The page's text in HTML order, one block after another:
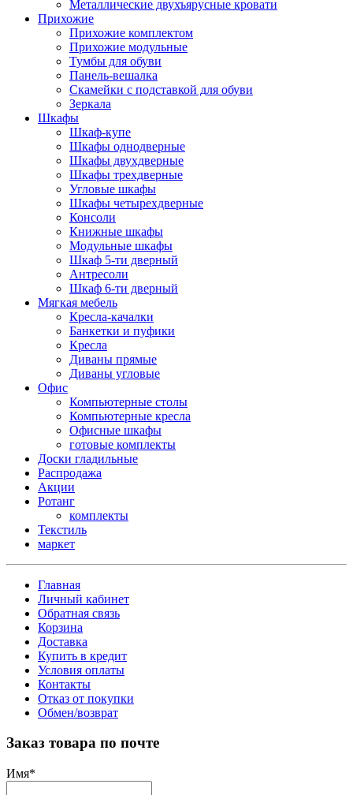
Металлические двухъярусные кровати
Прихожие
Прихожие комплектом
Прихожие модульные
Тумбы для обуви
Панель-вешалка
Скамейки с подставкой для обуви
Зеркала
Шкафы
Шкаф-купе
Шкафы однодверные
Шкафы двухдверные
Шкафы трехдверные
Угловые шкафы
Шкафы четырехдверные
Консоли
Книжные шкафы
Модульные шкафы
Шкаф 5-ти дверный
Антресоли
Шкаф 6-ти дверный
Мягкая мебель
Кресла-качалки
Банкетки и пуфики
Кресла
Диваны прямые
Диваны угловые
Офис
Компьютерные столы
Компьютерные кресла
Офисные шкафы
готовые комплекты
Доски гладильные
Распродажа
Акции
Ротанг
комплекты
Текстиль
маркет
Главная
Личный кабинет
Обратная связь
Корзина
Доставка
Купить в кредит
Условия оплаты
Контакты
Отказ от покупки
Обмен/возврат
Заказ товара по почте
Имя*